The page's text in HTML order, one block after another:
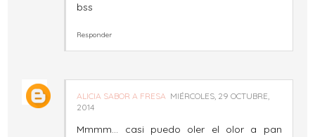
bss
Responder
ALICIA SABOR A FRESA MIÉRCOLES, 29 OCTUBRE,
2014
Mmmm... casi puedo oler el olor a pan